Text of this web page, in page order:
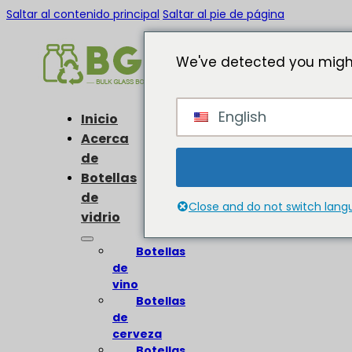
Saltar al contenido principal Saltar al pie de página
Inicio
Acerca
de
Botellas
de
vidrio
Botellas
de
vino
Botellas
de
cerveza
We've detected you
English
Close and do not switch